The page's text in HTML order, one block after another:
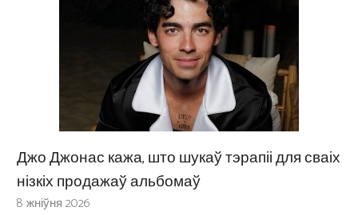
Джо Джонас кажа, што шукаў тэрапіі для сваіх
нізкіх продажаў альбомаў
8 жніўня 2026